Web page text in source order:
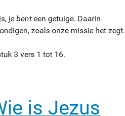
je bent een getuige. Daarin
zoals onze missie het zegt.
3 vers 1 tot 16.
is Jezus